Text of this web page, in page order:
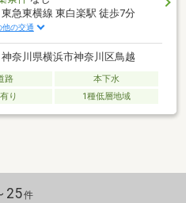
東急東横線 東白楽駅 徒歩7分
他の交通
神奈川県横浜市神奈川区鳥越
路
本下水
り 1種低層地域
25件